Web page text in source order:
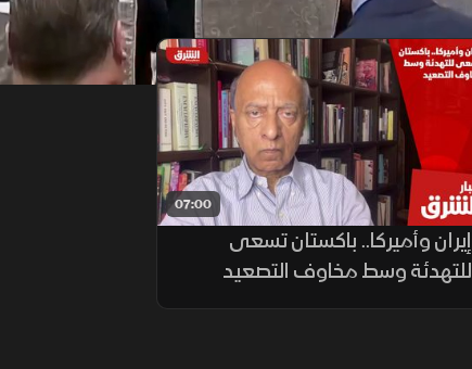
07:00
إيران وأميركا.. باكستان تسعى
للتهدئة وسط مخاوف التصعيد